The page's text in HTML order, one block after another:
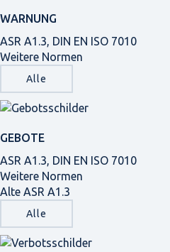
WARNUNG
ASR A1.3, DIN EN ISO 7010
Weitere Normen
Alle
GEBOTE
ASR A1.3, DIN EN ISO 7010
Weitere Normen
Alte ASR A1.3
Alle